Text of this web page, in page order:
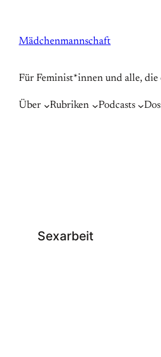
springen
Mädchenmannschaft
Für Feminist*innen und alle, die
Über Rubriken Podcasts
Sexarbeit